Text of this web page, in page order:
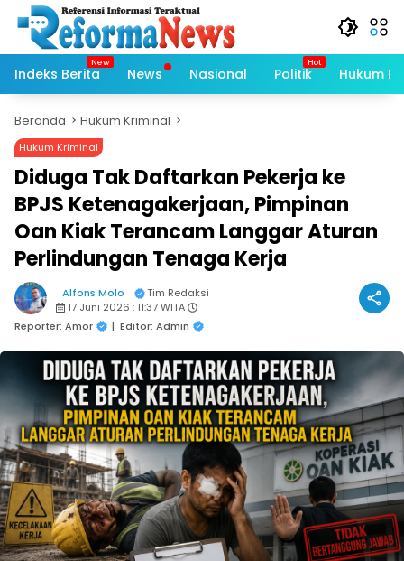
Langsung
konten
Indeks Berita
News Nasional Politik Hukum
Beranda Hukum Kriminal
Hukum Kriminal
Diduga Tak Daftarkan Pekerja ke
BPJS Ketenagakerjaan, Pimpinan
Oan Kiak Terancam Langgar Aturan
Perlindungan Tenaga Kerja
Alfons Molo
Tim Redaksi
17 Juni 2026 : 11:37 WITA
Reporter: Amor
| Editor: Admin